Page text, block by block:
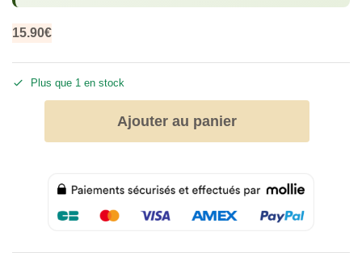
15.90€
Plus que 1 en stock
Ajouter au panier